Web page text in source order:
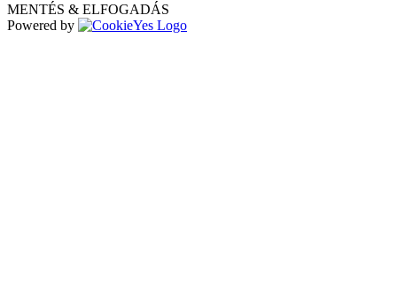
MENTÉS & ELFOGADÁS
Powered by